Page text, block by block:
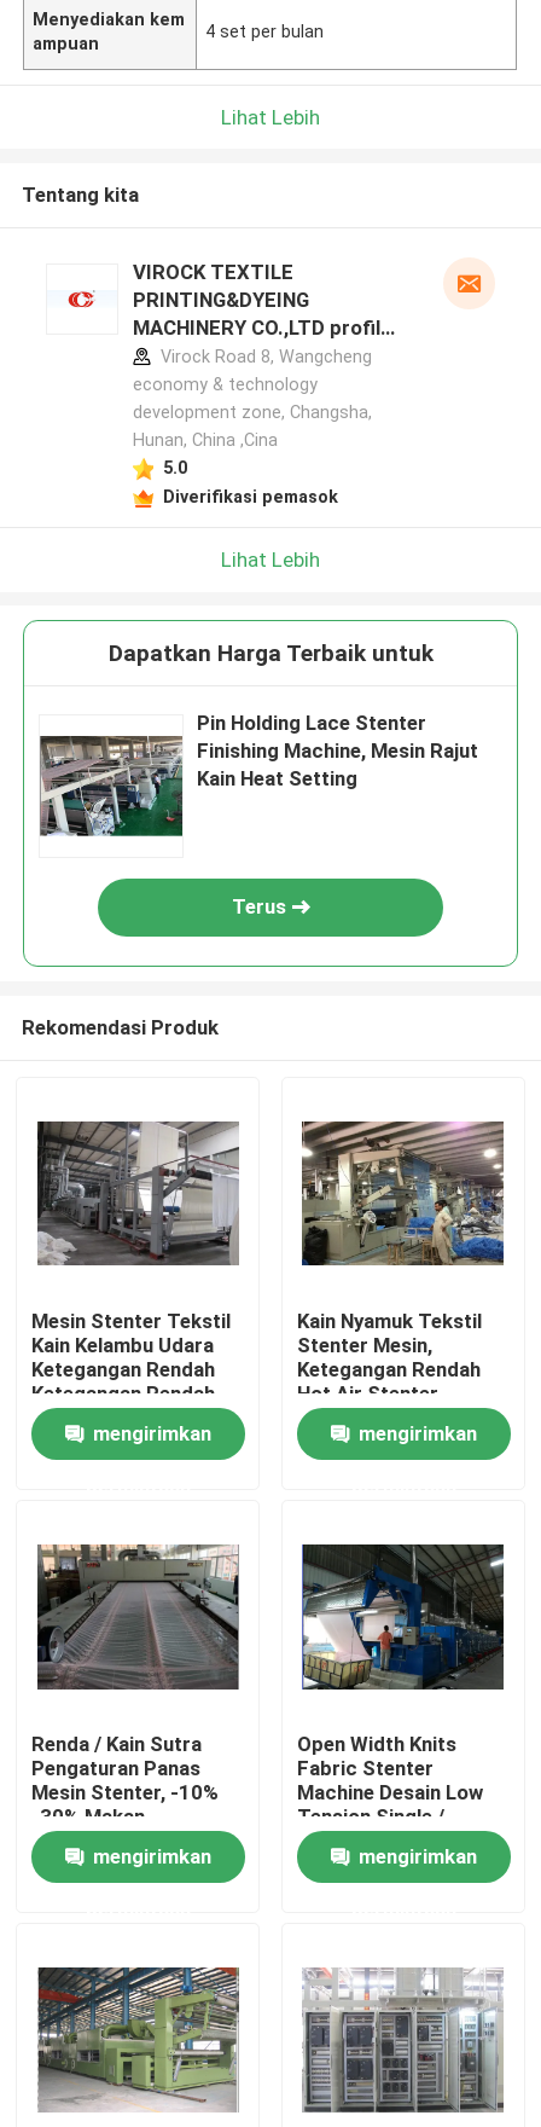
Rumah
Tentang kami
Tur Pabrik
Kontrol kualitas
Hubungi kami
Berita
Mesin Finishing Stenter
Pengaturan Heat Stenter
Menyediakan kem
ampuan
4 set per bulan
Lihat Lebih
Tentang kita
VIROCK TEXTILE
PRINTING&DYEING
MACHINERY CO.,LTD profil
pabrikan
Virock Road 8, Wangcheng
economy & technology
development zone, Changsha,
Hunan, China ,Cina
5.0
Diverifikasi pemasok
Lihat Lebih
Dapatkan Harga Terbaik untuk
Pin Holding Lace Stenter
Finishing Machine, Mesin Rajut
Kain Heat Setting
Terus
Rekomendasi Produk
Mesin Stenter Tekstil
Kain Kelambu Udara
Ketegangan Rendah
Ketegangan Rendah
mengirimkan
Kain Nyamuk Tekstil
Stenter Mesin,
Ketegangan Rendah
Hot Air Stenter
Machine
mengirimkan
Renda / Kain Sutra
Pengaturan Panas
Mesin Stenter, -10%
-30% Makan
berlebihan, Finishing
Paddermengirimkan
Open Width Knits
Fabric Stenter
Machine Desain Low
Tension Single /
Double Drive
mengirimkan